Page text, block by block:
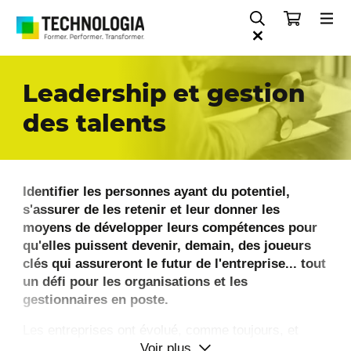
Leadership et gestion
des talents
Identifier les personnes ayant du potentiel,
s'assurer de les retenir et leur donner les
moyens de développer leurs compétences pour
qu'elles puissent devenir, demain, des joueurs
clés qui assureront le futur de l'entreprise... tout
un défi pour les organisations et les
gestionnaires en poste.